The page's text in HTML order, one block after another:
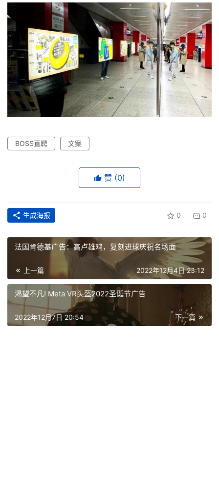
BOSS直聘 文案
赞 (0)
生成海报 0 0
法国肯德基广告：高卢雄鸡，复刻进球庆祝名场面
上一篇 2022年12月4日 23:12
渴望不凡! Meta VR头盔2022圣诞节广告
下一篇
2022年12月7日 20:54